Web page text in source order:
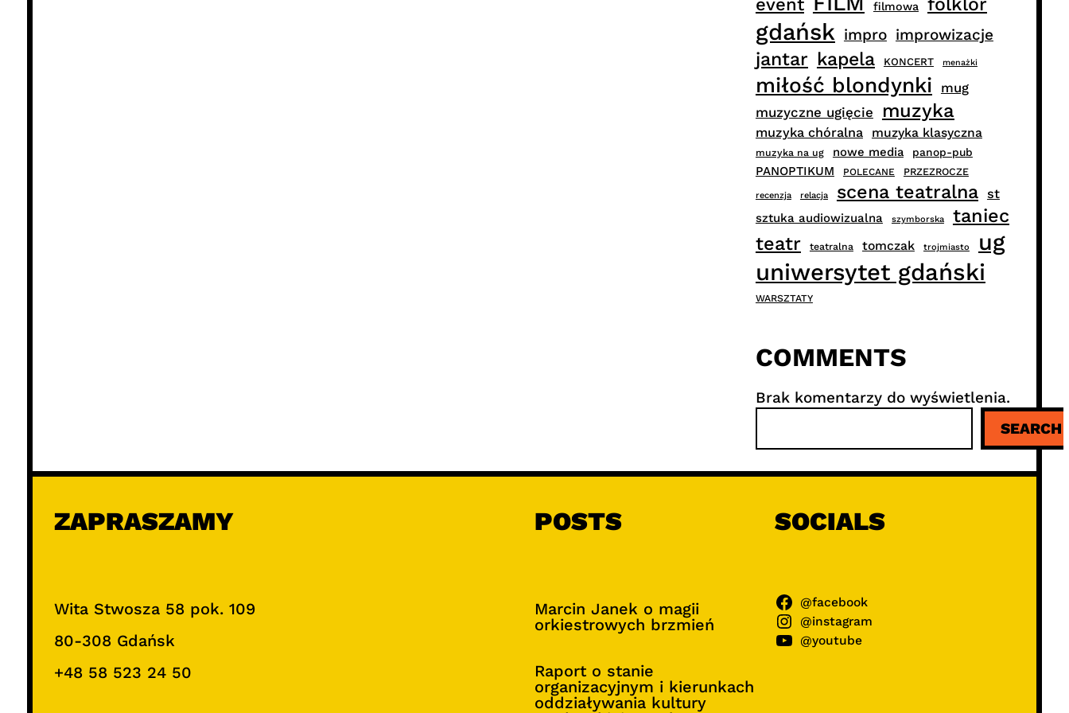
event filmowa
gdańsk impro improwizacje
jantar kapela KONCERT menażki
miłość blondynki mug
muzyczne ugięcie muzyka
muzyka chóralna muzyka klasyczna
muzyka na ug nowe media panop-pub
PANOPTIKUM POLECANE PRZEZROCZE
recenzja relacja scena teatralna st
sztuka audiowizualna szymborska
taniec
teatr
teatralna tomczak trojmiasto
ug
uniwersytet gdański
WARSZTATY
COMMENTS
Brak komentarzy do wyświetlenia.
u
k
SEARCH
ZAPRASZAMY
Wita Stwosza 58 pok. 109
80-308 Gdańsk
+48 58 523 24 50
POSTS
Marcin Janek o magii
orkiestrowych brzmień
Raport o stanie
organizacyjnym i kierunkach
oddziaływania kultury
SOCIALS
@facebook
@instagram
@youtube